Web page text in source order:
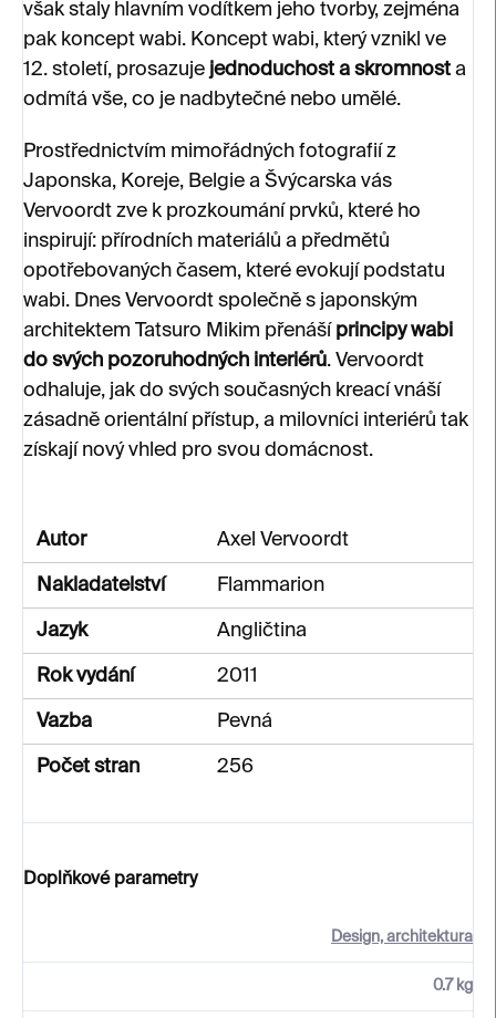
však staly hlavním vodítkem jeho tvorby, zejména
pak koncept wabi. Koncept wabi, který vznikl ve
12. století, prosazuje jednoduchost a skromnost a
odmítá vše, co je nadbytečné nebo umělé.
Prostřednictvím mimořádných fotografií z
Japonska, Koreje, Belgie a Švýcarska vás
Vervoordt zve k prozkoumání prvků, které ho
inspirují: přírodních materiálů a předmětů
opotřebovaných časem, které evokují podstatu
wabi. Dnes Vervoordt společně s japonským
architektem Tatsuro Mikim přenáší principy wabi
do svých pozoruhodných interiérů. Vervoordt
odhaluje, jak do svých současných kreací vnáší
zásadně orientální přístup, a milovníci interiérů tak
získají nový vhled pro svou domácnost.
Autor Axel Vervoordt
Nakladatelství Flammarion
Jazyk Angličtina
Rok vydání 2011
Vazba Pevná
Počet stran 256
Doplňkové parametry
Design, architektura
0.7 kg